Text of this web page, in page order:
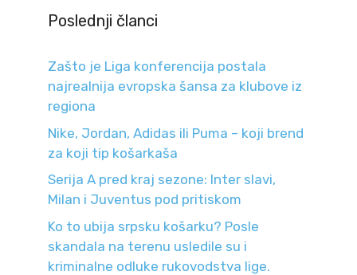
Poslednji članci
Zašto je Liga konferencija postala
najrealnija evropska šansa za klubove iz
regiona
Nike, Jordan, Adidas ili Puma – koji brend
za koji tip košarkaša
Serija A pred kraj sezone: Inter slavi,
Milan i Juventus pod pritiskom
Ko to ubija srpsku košarku? Posle
skandala na terenu usledile su i
kriminalne odluke rukovodstva lige.